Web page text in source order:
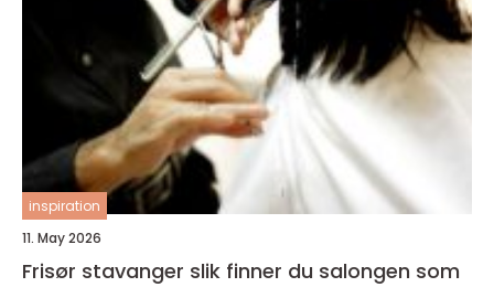
inspiration
11. May 2026
Frisør stavanger slik finner du salongen som